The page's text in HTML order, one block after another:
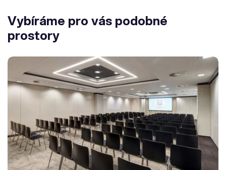
Vybíráme pro vás podobné
prostory